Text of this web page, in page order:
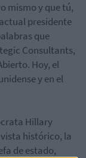
mismo y que tú,
presidente
que
Consultants,
Hoy, el
y en el
Hillary
histórico, la
de estado,